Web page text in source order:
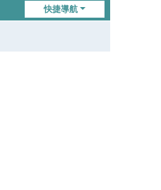
快捷導航